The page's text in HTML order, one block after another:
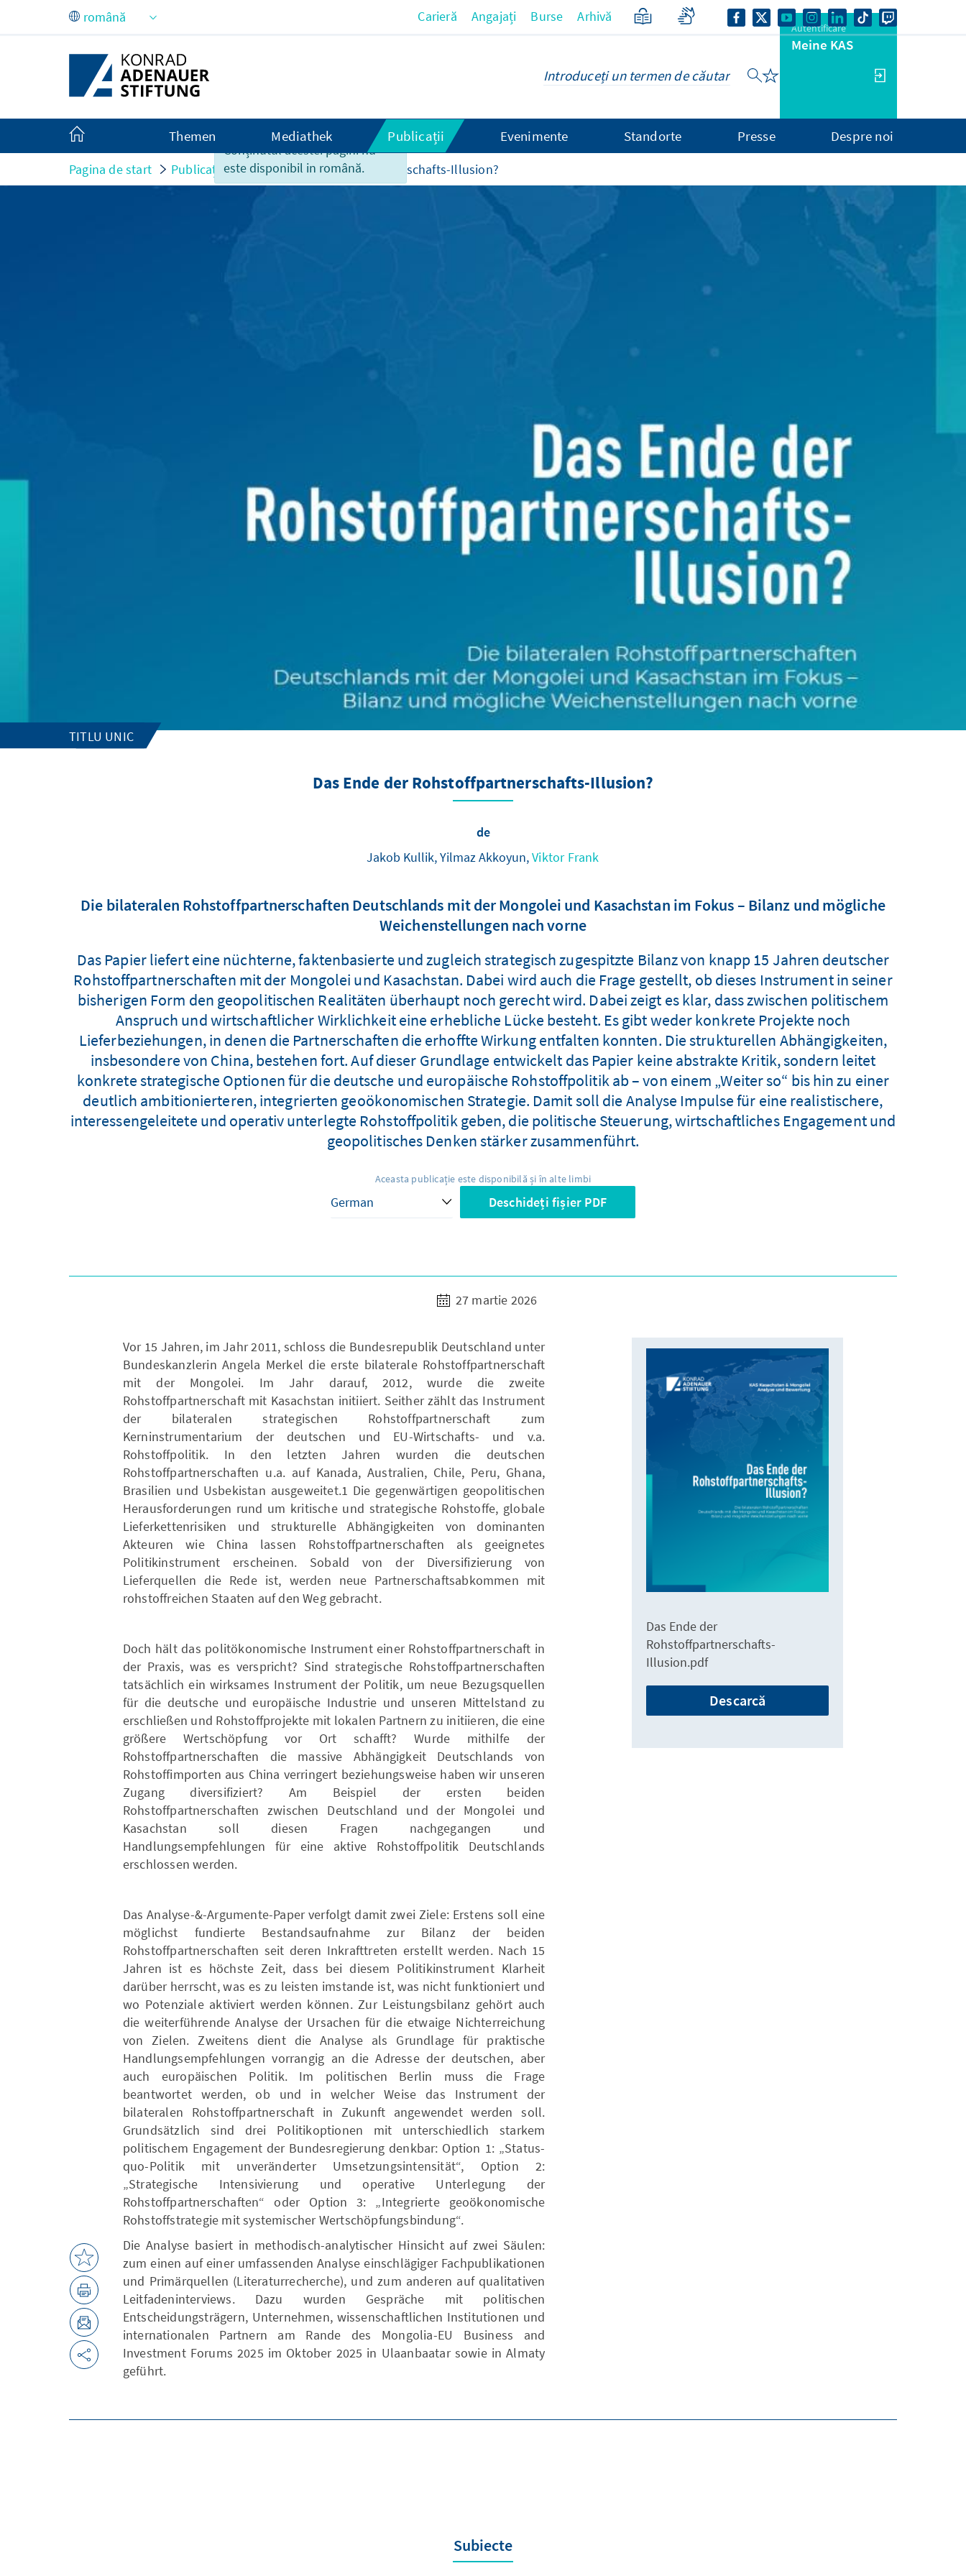
Skip to Main Content
Conținutul acestei pagini nu
este disponibil in română.
Carieră Angajați Burse Arhivă
Autentificare
Meine KAS
Themen Mediathek Publicații Evenimente Standorte Presse Despre noi
Pagina de start Publicații Das Ende der Rohstoffpartnerschafts-Illusion?
TITLU UNIC
Das Ende der Rohstoffpartnerschafts-Illusion?
de
Jakob Kullik, Yilmaz Akkoyun,Viktor Frank
Die bilateralen Rohstoffpartnerschaften Deutschlands mit der Mongolei und Kasachstan im Fokus – Bilanz und mögliche
Weichenstellungen nach vorne
Das Papier liefert eine nüchterne, faktenbasierte und zugleich strategisch zugespitzte Bilanz von knapp 15 Jahren deutscher
Rohstoffpartnerschaften mit der Mongolei und Kasachstan. Dabei wird auch die Frage gestellt, ob dieses Instrument in seiner
bisherigen Form den geopolitischen Realitäten überhaupt noch gerecht wird. Dabei zeigt es klar, dass zwischen politischem
Anspruch und wirtschaftlicher Wirklichkeit eine erhebliche Lücke besteht. Es gibt weder konkrete Projekte noch
Lieferbeziehungen, in denen die Partnerschaften die erhoffte Wirkung entfalten konnten. Die strukturellen Abhängigkeiten,
insbesondere von China, bestehen fort. Auf dieser Grundlage entwickelt das Papier keine abstrakte Kritik, sondern leitet
konkrete strategische Optionen für die deutsche und europäische Rohstoffpolitik ab – von einem „Weiter so“ bis hin zu einer
deutlich ambitionierteren, integrierten geoökonomischen Strategie. Damit soll die Analyse Impulse für eine realistischere,
interessengeleitete und operativ unterlegte Rohstoffpolitik geben, die politische Steuerung, wirtschaftliches Engagement und
geopolitisches Denken stärker zusammenführt.
Aceasta publicație este disponibilă și în alte limbi
Deschideți fișier PDF
27 martie 2026
Vor 15 Jahren, im Jahr 2011, schloss die Bundesrepublik Deutschland unter
Bundeskanzlerin Angela Merkel die erste bilaterale Rohstoffpartnerschaft
mit der Mongolei. Im Jahr darauf, 2012, wurde die zweite
Rohstoffpartnerschaft mit Kasachstan initiiert. Seither zählt das Instrument
der bilateralen strategischen Rohstoffpartnerschaft zum
Kerninstrumentarium der deutschen und EU-Wirtschafts- und v.a.
Rohstoffpolitik. In den letzten Jahren wurden die deutschen
Rohstoffpartnerschaften u.a. auf Kanada, Australien, Chile, Peru, Ghana,
Brasilien und Usbekistan ausgeweitet.1 Die gegenwärtigen geopolitischen
Herausforderungen rund um kritische und strategische Rohstoffe, globale
Lieferkettenrisiken und strukturelle Abhängigkeiten von dominanten
Akteuren wie China lassen Rohstoffpartnerschaften als geeignetes
Politikinstrument erscheinen. Sobald von der Diversifizierung von
Lieferquellen die Rede ist, werden neue Partnerschaftsabkommen mit
rohstoffreichen Staaten auf den Weg gebracht.
Doch hält das politökonomische Instrument einer Rohstoffpartnerschaft in
der Praxis, was es verspricht? Sind strategische Rohstoffpartnerschaften
tatsächlich ein wirksames Instrument der Politik, um neue Bezugsquellen
für die deutsche und europäische Industrie und unseren Mittelstand zu
erschließen und Rohstoffprojekte mit lokalen Partnern zu initiieren, die eine
größere Wertschöpfung vor Ort schafft? Wurde mithilfe der
Rohstoffpartnerschaften die massive Abhängigkeit Deutschlands von
Rohstoffimporten aus China verringert beziehungsweise haben wir unseren
Zugang diversifiziert? Am Beispiel der ersten beiden
Rohstoffpartnerschaften zwischen Deutschland und der Mongolei und
Kasachstan soll diesen Fragen nachgegangen und
Handlungsempfehlungen für eine aktive Rohstoffpolitik Deutschlands
erschlossen werden.
Das Analyse-&-Argumente-Paper verfolgt damit zwei Ziele: Erstens soll eine
möglichst fundierte Bestandsaufnahme zur Bilanz der beiden
Rohstoffpartnerschaften seit deren Inkrafttreten erstellt werden. Nach 15
Jahren ist es höchste Zeit, dass bei diesem Politikinstrument Klarheit
darüber herrscht, was es zu leisten imstande ist, was nicht funktioniert und
wo Potenziale aktiviert werden können. Zur Leistungsbilanz gehört auch
die weiterführende Analyse der Ursachen für die etwaige Nichterreichung
von Zielen. Zweitens dient die Analyse als Grundlage für praktische
Handlungsempfehlungen vorrangig an die Adresse der deutschen, aber
auch europäischen Politik. Im politischen Berlin muss die Frage
beantwortet werden, ob und in welcher Weise das Instrument der
bilateralen Rohstoffpartnerschaft in Zukunft angewendet werden soll.
Grundsätzlich sind drei Politikoptionen mit unterschiedlich starkem
politischem Engagement der Bundesregierung denkbar: Option 1: „Status-
quo-Politik mit unveränderter Umsetzungsintensität“, Option 2:
„Strategische Intensivierung und operative Unterlegung der
Rohstoffpartnerschaften“ oder Option 3: „Integrierte geoökonomische
Rohstoffstrategie mit systemischer Wertschöpfungsbindung“.
Die Analyse basiert in methodisch-analytischer Hinsicht auf zwei Säulen:
zum einen auf einer umfassenden Analyse einschlägiger Fachpublikationen
und Primärquellen (Literaturrecherche), und zum anderen auf qualitativen
Leitfadeninterviews. Dazu wurden Gespräche mit politischen
Entscheidungsträgern, Unternehmen, wissenschaftlichen Institutionen und
internationalen Partnern am Rande des Mongolia-EU Business and
Investment Forums 2025 im Oktober 2025 in Ulaanbaatar sowie in Almaty
geführt.
Das Ende der
Rohstoffpartnerschafts-
Illusion.pdf
Descarcă
Subiecte